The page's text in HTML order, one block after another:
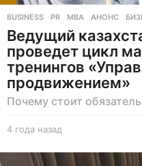
BUSINESS ,PR MBA ,АНОНС ,
Ведущий
проведет цикл
тренингов
продвижением»
Почему стоит
4 года назад
о